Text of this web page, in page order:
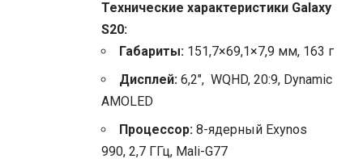
Технические характеристики Galaxy
S20:
Габариты: 151,7×69,1×7,9 мм, 163 г
Дисплей: 6,2″, WQHD, 20:9, Dynamic
AMOLED
Процессор: 8-ядерный Exynos
990, 2,7 ГГц, Mali-G77